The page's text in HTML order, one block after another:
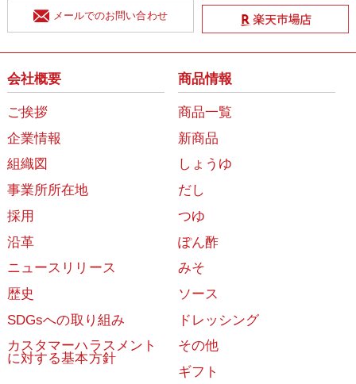
メールでのお問い合わせ
会社概要
ご挨拶
企業情報
組織図
事業所所在地
採用
沿革
ニュースリリース
歴史
SDGsへの取り組み
カスタマーハラスメント
に対する基本方針
商品情報
商品一覧
新商品
しょうゆ
だし
つゆ
ぽん酢
みそ
ソース
ドレッシング
その他
ギフト